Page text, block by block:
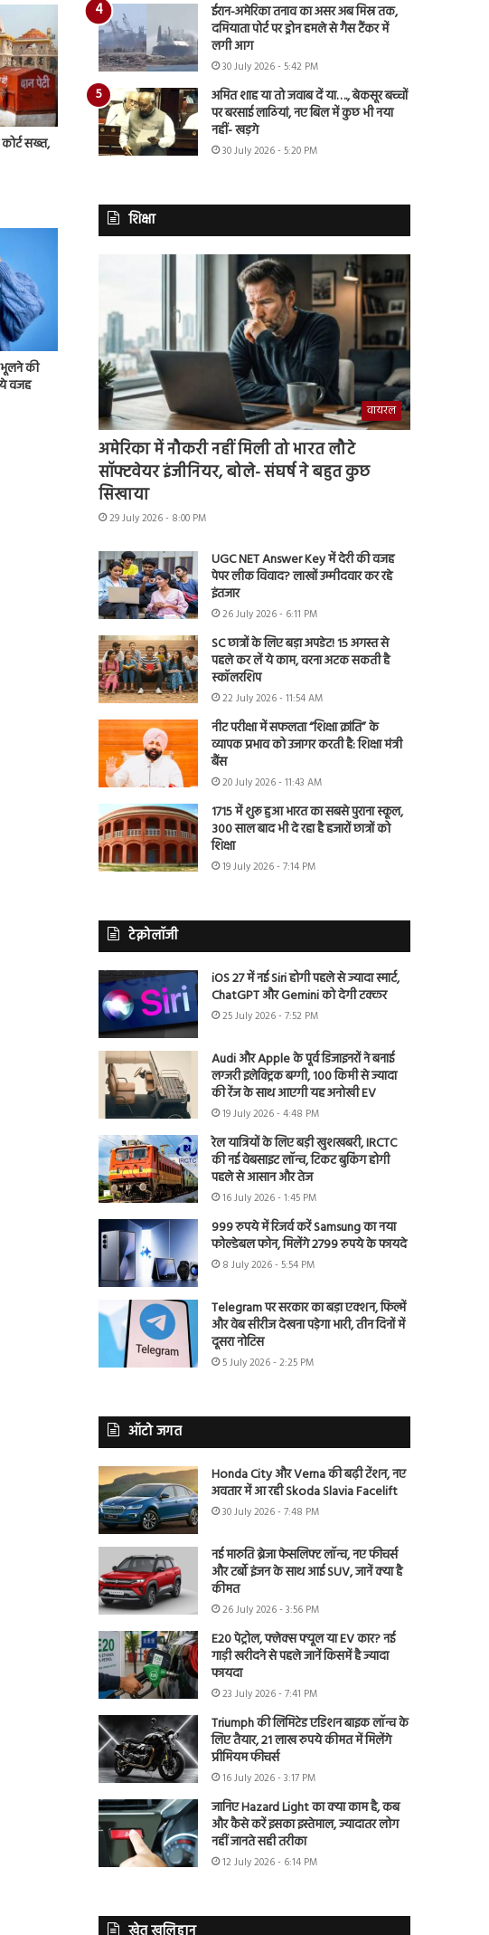
कोर्ट सख्त,
भूलने की
वजह
ईरान-अमेरिका तनाव का असर अब मिस्र तक,
दमियाता पोर्ट पर ड्रोन हमले से गैस टैंकर में
लगी आग
30 July 2026 - 5:42 PM
अमित शाह या तो जवाब दें या…., बेकसूर बच्चों
पर बरसाई लाठियां, नए बिल में कुछ भी नया
नहीं- खड़गे
30 July 2026 - 5:20 PM
शिक्षा
वायरल
अमेरिका में नौकरी नहीं मिली तो भारत लौटे
सॉफ्टवेयर इंजीनियर, बोले- संघर्ष ने बहुत कुछ
सिखाया
29 July 2026 - 8:00 PM
UGC NET Answer Key में देरी की वजह
पेपर लीक विवाद? लाखों उम्मीदवार कर रहे
इंतजार
26 July 2026 - 6:11 PM
SC छात्रों के लिए बड़ा अपडेट! 15 अगस्त से
पहले कर लें ये काम, वरना अटक सकती है
स्कॉलरशिप
22 July 2026 - 11:54 AM
नीट परीक्षा में सफलता “शिक्षा क्रांति” के
व्यापक प्रभाव को उजागर करती है: शिक्षा मंत्री
बैंस
20 July 2026 - 11:43 AM
1715 में शुरू हुआ भारत का सबसे पुराना स्कूल,
300 साल बाद भी दे रहा है हजारों छात्रों को
शिक्षा
19 July 2026 - 7:14 PM
टेक्नोलॉजी
iOS 27 में नई Siri होगी पहले से ज्यादा स्मार्ट,
ChatGPT और Gemini को देगी टक्कर
25 July 2026 - 7:52 PM
Audi और Apple के पूर्व डिजाइनरों ने बनाई
लग्जरी इलेक्ट्रिक बग्गी, 100 किमी से ज्यादा
की रेंज के साथ आएगी यह अनोखी EV
19 July 2026 - 4:48 PM
रेल यात्रियों के लिए बड़ी खुशखबरी, IRCTC
की नई वेबसाइट लॉन्च, टिकट बुकिंग होगी
पहले से आसान और तेज
16 July 2026 - 1:45 PM
999 रुपये में रिजर्व करें Samsung का नया
फोल्डेबल फोन, मिलेंगे 2799 रुपये के फायदे
8 July 2026 - 5:54 PM
Telegram पर सरकार का बड़ा एक्शन, फिल्में
और वेब सीरीज देखना पड़ेगा भारी, तीन दिनों में
दूसरा नोटिस
5 July 2026 - 2:25 PM
ऑटो जगत
Honda City और Verna की बढ़ी टेंशन, नए
अवतार में आ रही Skoda Slavia Facelift
30 July 2026 - 7:48 PM
नई मारुति ब्रेजा फेसलिफ्ट लॉन्च, नए फीचर्स
और टर्बो इंजन के साथ आई SUV, जानें क्या है
कीमत
26 July 2026 - 3:56 PM
E20 पेट्रोल, फ्लेक्स फ्यूल या EV कार? नई
गाड़ी खरीदने से पहले जानें किसमें है ज्यादा
फायदा
23 July 2026 - 7:41 PM
Triumph की लिमिटेड एडिशन बाइक लॉन्च के
लिए तैयार, 21 लाख रुपये कीमत में मिलेंगे
प्रीमियम फीचर्स
16 July 2026 - 3:17 PM
जानिए Hazard Light का क्या काम है, कब
और कैसे करें इसका इस्तेमाल, ज्यादातर लोग
नहीं जानते सही तरीका
12 July 2026 - 6:14 PM